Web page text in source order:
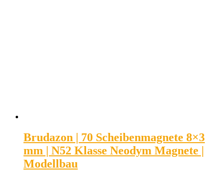
Brudazon | 70 Scheibenmagnete 8×3
mm | N52 Klasse Neodym Magnete |
Modellbau